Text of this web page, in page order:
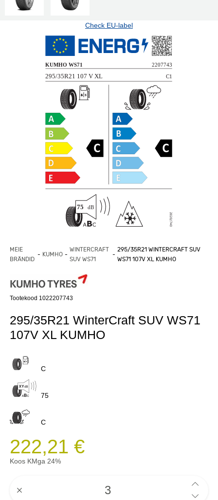
MEIE
BRÄNDID
KUMHO
WINTERCRAFT
SUV WS71
295/35R21 WINTERCRAFT SUV
WS71 107V XL KUMHO
Tootekood 1022207743
295/35R21 WinterCraft SUV WS71
107V XL KUMHO
C
75
C
222,21 €
Koos KMga 24%
Check EU-label